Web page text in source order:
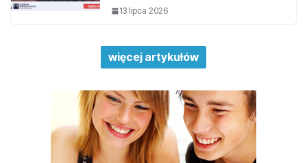
13 lipca 2026
więcej artykułów